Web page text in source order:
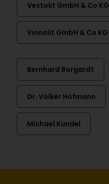
Vestolit GmbH & Co KG
Vinnolit GmbH & Co KG
Bernhard Borgardt
Dr. Volker Hofmann
Michael Kundel